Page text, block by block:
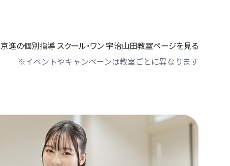
京進の個別指導 スクール・ワン 宇治山田教室ページを見る
※イベントやキャンペーンは教室ごとに異なります